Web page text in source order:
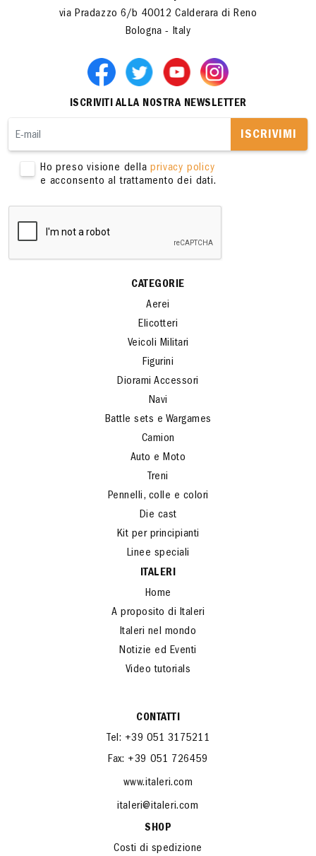
via Pradazzo 6/b 40012 Calderara di Reno
Bologna - Italy
ISCRIVITI ALLA NOSTRA NEWSLETTER
ISCRIVIMI
Ho preso visione dellaprivacy policy
e acconsento al trattamento dei dati.
CATEGORIE
Aerei
Elicotteri
Veicoli Militari
Figurini
Diorami Accessori
Navi
Battle sets e Wargames
Camion
Auto e Moto
Treni
Pennelli, colle e colori
Die cast
Kit per principianti
Linee speciali
ITALERI
Home
A proposito di Italeri
Italeri nel mondo
Notizie ed Eventi
Video tutorials
CONTATTI
Tel: +39 051 3175211
Fax: +39 051 726459
www.italeri.com
italeri@italeri.com
SHOP
Costi di spedizione